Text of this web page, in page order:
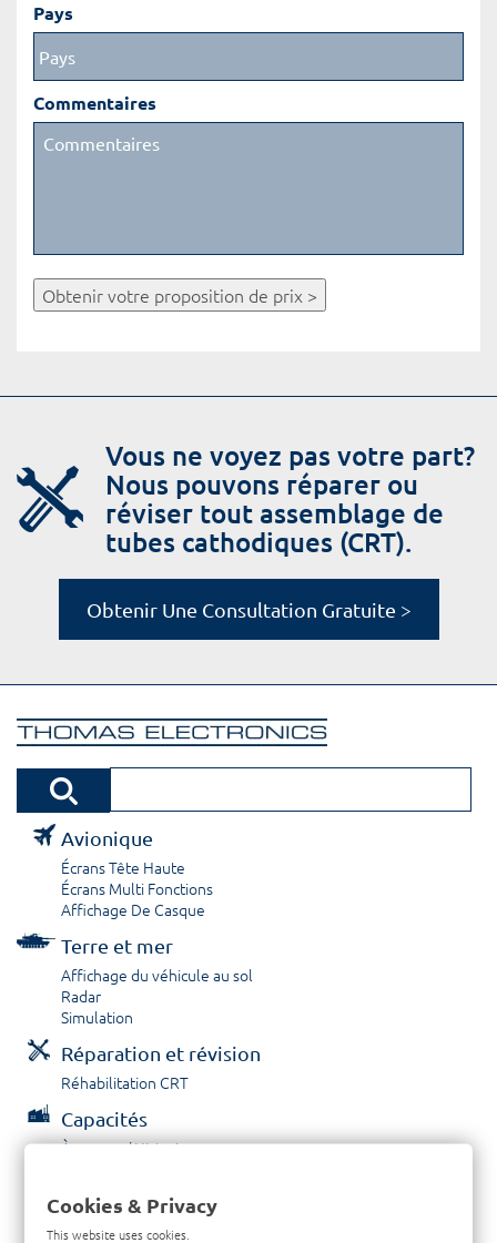
Pays
Commentaires
Obtenir votre proposition de prix >
Vous ne voyez pas votre part?
Nous pouvons réparer ou
réviser tout assemblage de
tubes cathodiques (CRT).
Obtenir Une Consultation Gratuite >
Avionique
Écrans Tête Haute
Écrans Multi Fonctions
Affichage De Casque
Terre et mer
Affichage du véhicule au sol
Radar
Simulation
Réparation et révision
Réhabilitation CRT
Capacités
À propos / Historique
Contactez nous
Cookies & Privacy
This website uses cookies.